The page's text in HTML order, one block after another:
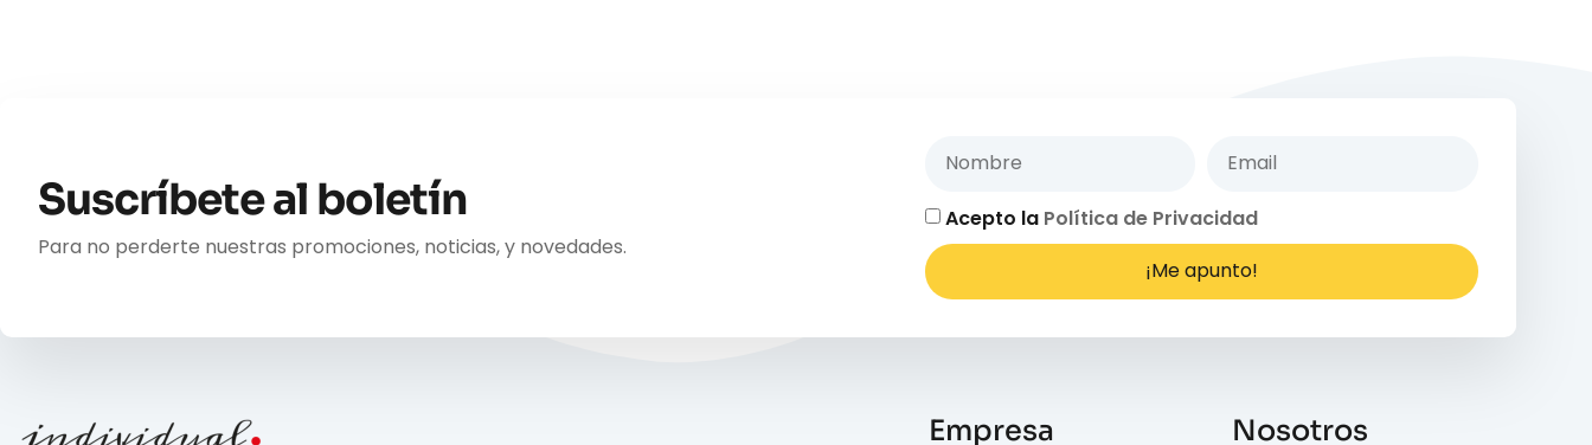
Suscríbete al boletín
Para no perderte nuestras promociones, noticias, y novedades.
Acepto la Política de Privacidad
¡Me apunto!
Empresa Nosotros